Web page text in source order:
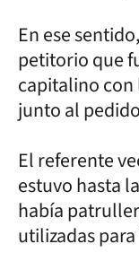
En ese
petitorio que
capitalino con
junto al
El referente
estuvo hasta
había
utilizadas